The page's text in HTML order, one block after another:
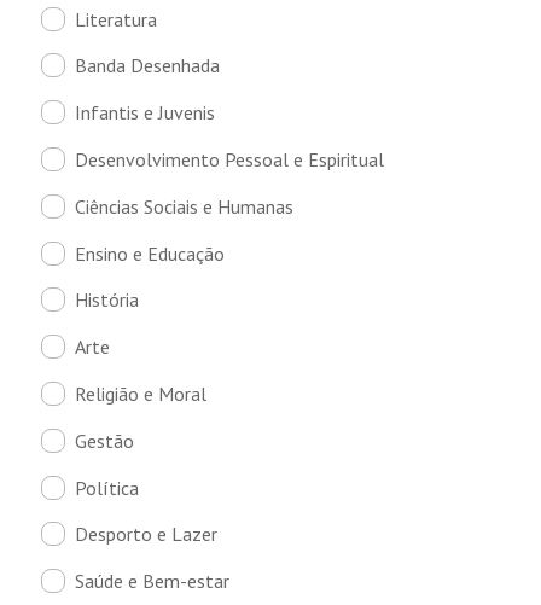
Literatura
Banda Desenhada
Infantis e Juvenis
Desenvolvimento Pessoal e Espiritual
Ciências Sociais e Humanas
Ensino e Educação
História
Arte
Religião e Moral
Gestão
Política
Desporto e Lazer
Saúde e Bem-estar